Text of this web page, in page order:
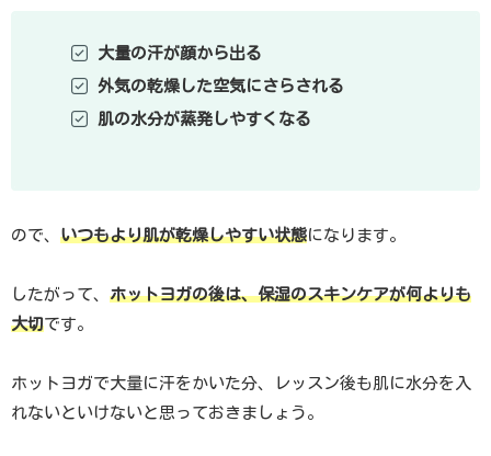
大量の汗が顔から出る
外気の乾燥した空気にさらされる
肌の水分が蒸発しやすくなる
ので、 いつもより肌が乾燥しやすい状態になります。
したがって、 ホットヨガの後は、保湿のスキンケアが何よりも
大切です。
ホットヨガで大量に汗をかいた分、レッスン後も肌に水分を入
れないといけないと思っておきましょう。